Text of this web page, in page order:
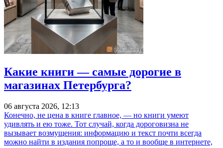
Какие книги — самые дорогие в
магазинах Петербурга?
06 августа 2026, 12:13
Конечно, не цена в книге главное, — но книги умеют
удивлять и ею тоже. Тот случай, когда дороговизна не
вызывает возмущения: информацию и текст почти всегда
можно найти в издания попроще, а то и вообще в интернете,